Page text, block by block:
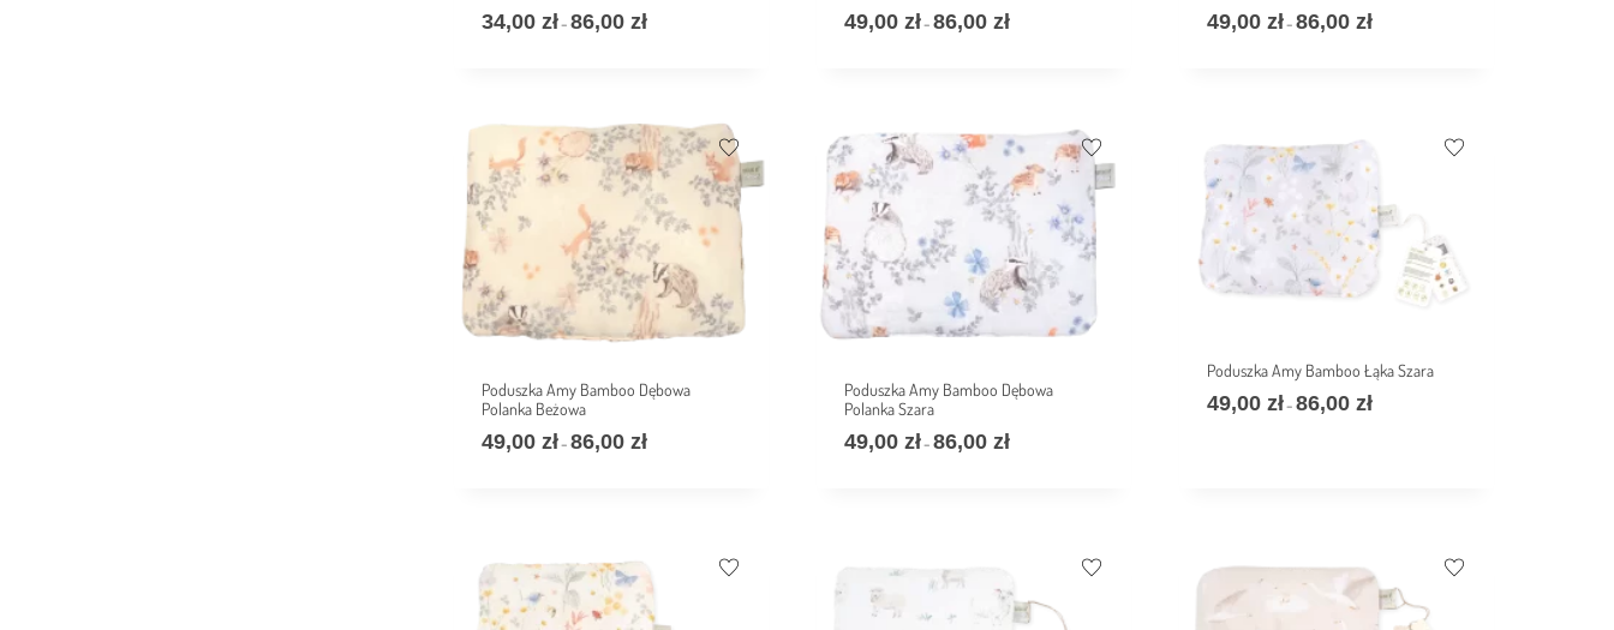
34,00 zł– 86,00 zł 49,00 zł– 86,00 zł 49,00 zł– 86,00 zł
Poduszka Amy Bamboo Dębowa
Polanka Beżowa
49,00 zł– 86,00 zł
Poduszka Amy Bamboo Dębowa
Polanka Szara
49,00 zł– 86,00 zł
Poduszka Amy Bamboo Łąka Szara
49,00 zł– 86,00 zł